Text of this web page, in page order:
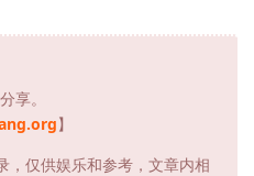
享。
】
，仅供娱乐和参考，文章内相